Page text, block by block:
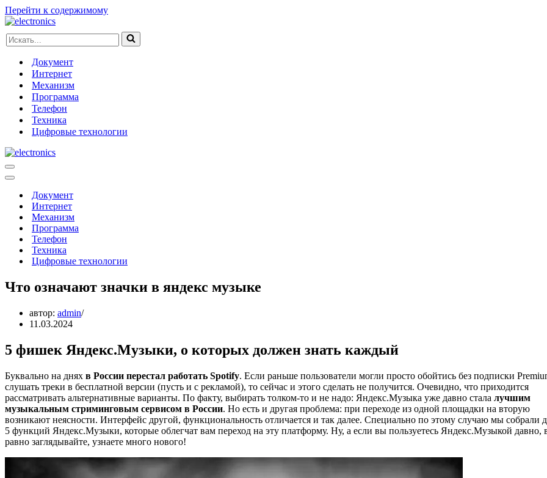
Перейти к содержимому
Искать...
Документ
Интернет
Механизм
Программа
Телефон
Техника
Цифровые технологии
Меню
навигации
Меню
навигацииДокумент
Интернет
Механизм
Программа
Телефон
Техника
Цифровые технологии
Что означают значки в яндекс музыке
автор: admin
11.03.2024
5 фишек Яндекс.Музыки, о которых должен знать каждый
Буквально на днях в России перестал работать Spotify. Если раньше пользователи могли просто обойтись без подписки
слушать треки в бесплатной версии (пусть и с рекламой), то сейчас и этого сделать не получится. Очевидно, что приходится
рассматривать альтернативные варианты. По факту, выбирать толком-то и не надо: Яндекс.Музыка уже давно стала лучшим
музыкальным стриминговым сервисом в России. Но есть и другая проблема: при переходе из одной площадки на вторую
возникают неясности. Интерфейс другой, функциональность отличается и так далее. Специально по этому случаю мы собрали
5 функций Яндекс.Музыки, которые облегчат вам переход на эту платформу. Ну, а если вы пользуетесь Яндекс.Музыкой давно,
равно заглядывайте, узнаете много нового!